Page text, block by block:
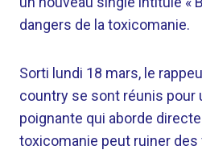
dangers de la toxicomanie.
Sorti lundi 18 mars, le
country se sont réunis pour
poignante qui aborde
toxicomanie peut ruiner